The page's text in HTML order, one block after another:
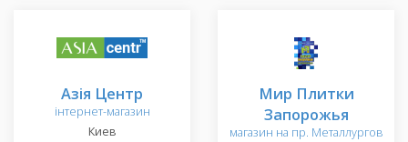
Азія Центр
інтернет-магазин
Киев
Мир Плитки
Запорожья
магазин на пр. Металлургов